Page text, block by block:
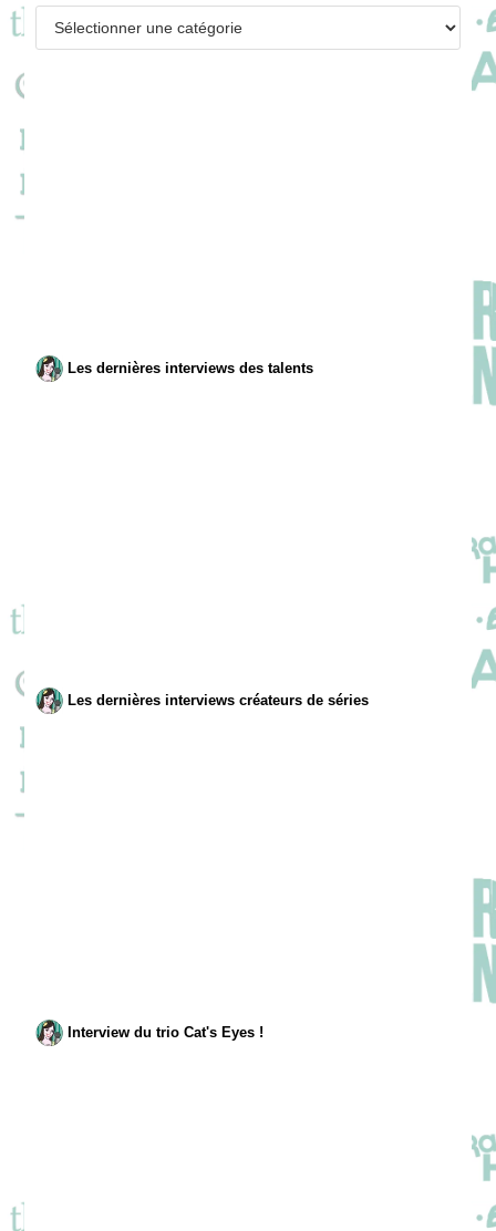
Les dernières interviews des talents
Les dernières interviews créateurs de séries
Interview du trio Cat's Eyes !